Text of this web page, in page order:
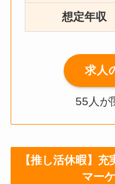
想定年収
求人
55人が
【推し活休暇】
マー